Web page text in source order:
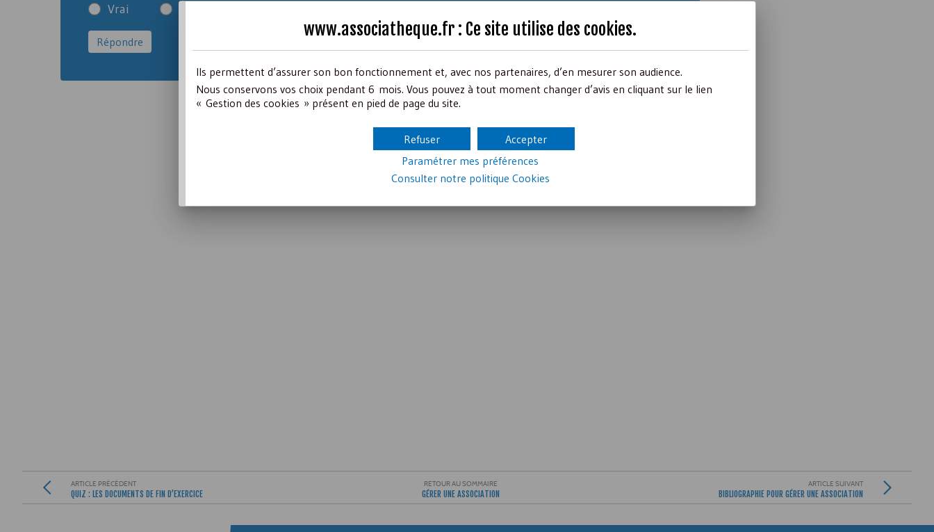
Vrai
ARTICLE PRÉCÉDENT
QUIZ : LES DOCUMENTS DE FIN D’EXERCICE
RETOUR AU SOMMAIRE
GÉRER UNE ASSOCIATION
ARTICLE SUIVANT
BIBLIOGRAPHIE POUR GÉRER UNE ASSOCIATION
www.associatheque.fr : Ce site utilise des cookies.
Ils permettent d’assurer son bon fonctionnement et, avec nos partenaires, d’en mesurer son audience.
Nous conservons vos choix pendant 6 mois. Vous pouvez à tout moment changer d’avis en cliquant sur le lien
« Gestion des cookies » présent en pied de page du site.
Accepter
Refuser
Paramétrer mes préférences
Consulter notre politique Cookies